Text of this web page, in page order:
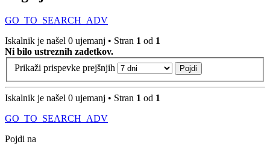
GO_TO_SEARCH_ADV
Iskalnik je našel 0 ujemanj • Stran 1 od 1
Ni bilo ustreznih zadetkov.
Prikaži prispevke prejšnjih
Iskalnik je našel 0 ujemanj • Stran 1 od 1
GO_TO_SEARCH_ADV
Pojdi na